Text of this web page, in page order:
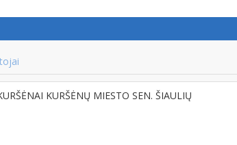
KURŠĖNŲ MIESTO SEN. ŠIAULIŲ